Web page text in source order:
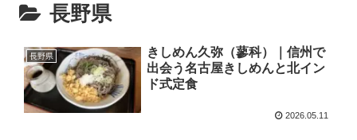
長野県
長野県
きしめん久弥（蓼科）｜信州で
出会う名古屋きしめんと北イン
ド式定食
2026.05.11